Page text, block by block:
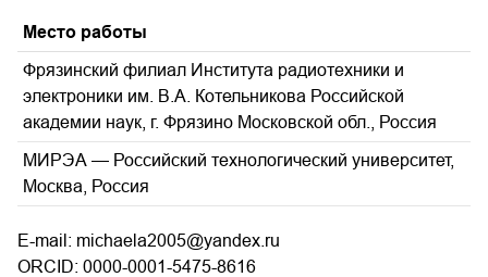
Место работы
Фрязинский филиал Института радиотехники и
электроники им. В.А. Котельникова Российской
академии наук, г. Фрязино Московской обл., Россия
МИРЭА — Российский технологический университет,
Москва, Россия
E-mail: michaela2005@yandex.ru
ORCID: 0000-0001-5475-8616